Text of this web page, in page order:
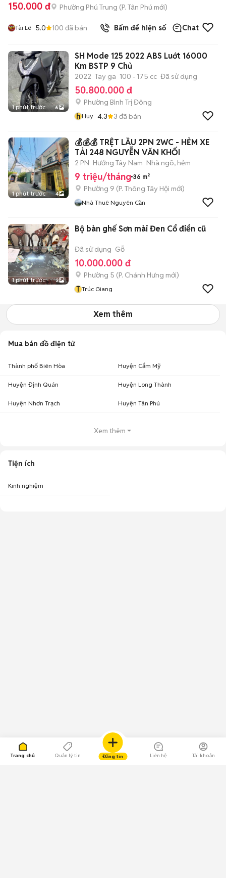
Trang chủ Quản lý tin Đăng tin Liên hệ Tài khoản
150.000 đ Phường Phú Trung (P. Tân Phú mới)
Tài Lê 5.0 100 đã bán Bấm để hiện số Chat
1 phút trước 6
SH Mode 125 2022 ABS Luớt 16000
Km BSTP 9 Chủ
2022 Tay ga 100 - 175 cc Đã sử dụng
50.800.000 đ
Phường Bình Trị Đông
hHuy 4.3 3 đã bán
1 phút trước 4
💰💰💰 TRỆT LẦU 2PN 2WC - HẺM XE
TẢI 248 NGUYỄN VĂN KHỐI
2 PN Hướng Tây Nam Nhà ngõ, hẻm
9 triệu/tháng 36 m²
Phường 9 (P. Thông Tây Hội mới)
Nhà Thuê Nguyên Căn
1 phút trước 3
Bộ bàn ghế Sơn mài Đen Cổ điển cũ
Đã sử dụng Gỗ
10.000.000 đ
Phường 5 (P. Chánh Hưng mới)
T Trúc Giang
Xem thêm
Mua bán đồ điện tử
Thành phố Biên Hòa Huyện Cẩm Mỹ
Huyện Định Quán Huyện Long Thành
Huyện Nhơn Trạch Huyện Tân Phú
Xem thêm
Tiện ích
Kinh nghiệm